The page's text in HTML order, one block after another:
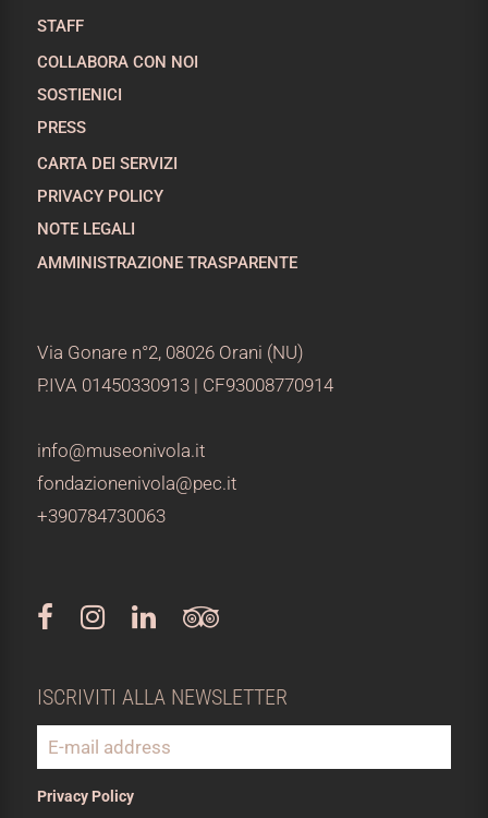
STAFF
COLLABORA CON NOI
SOSTIENICI
PRESS
CARTA DEI SERVIZI
PRIVACY POLICY
NOTE LEGALI
AMMINISTRAZIONE TRASPARENTE
Via Gonare n°2, 08026 Orani (NU)
P.IVA 01450330913 | CF93008770914
info@museonivola.it
fondazionenivola@pec.it
+390784730063
ISCRIVITI ALLA NEWSLETTER
Privacy Policy